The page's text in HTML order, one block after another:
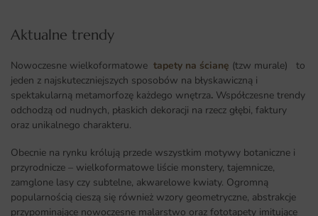
Aktualne trendy​
Nowoczesne wielkoformatowe tapety na ścianę (tzw murale) to
jeden z najskuteczniejszych sposobów na błyskawiczną i
spektakularną metamorfozę każdego wnętrza. Współczesne trendy
odchodzą od nudnych, płaskich dekoracji na rzecz głębi, faktury
oraz unikalnego charakteru.
Obecnie na rynku królują przede wszystkim motywy botaniczne i
przyrodnicze – wielkoformatowe liście monstery, tajemnicze,
zamglone lasy czy subtelne, akwarelowe kwiaty. Ogromną
popularnością cieszą się również wzory geometryczne, abstrakcje
przypominające nowoczesne malarstwo oraz fototapety imitujące